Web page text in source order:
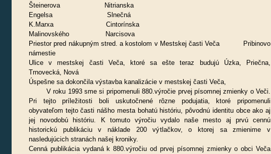
Šteinerova Nitrianska
Engelsa Slnečná
K.Marxa Cintorínska
Malinovského Narcisova
Priestor pred nákupným stred. a kostolom v Mestskej časti Veča Pribinovo
námestie
Ulice v mestskej časti Veča, ktoré sa ešte teraz budujú Úzka, Priečna,
Trnovecká, Nová
Úspešne sa dokončila výstavba kanalizácie v mestskej časti Veča,
V roku 1993 sme si pripomenuli 880.výročie prvej písomnej zmienky o Veči.
Pri tejto príležitosti boli uskutočnené rôzne podujatia, ktoré pripomenuli
obyvateľom tejto časti nášho mesta bohatú históriu, pôvodnú identitu obce ako aj
jej novodobú históriu. K tomuto výročiu vydalo naše mesto aj prvú cennú
historickú publikáciu v náklade 200 výtlačkov, o ktorej sa zmienime v
nasledujúcich stranách našej kroniky.
Cenná publikácia vydaná k 880.výročiu od prvej písomnej zmienky o obci Veča